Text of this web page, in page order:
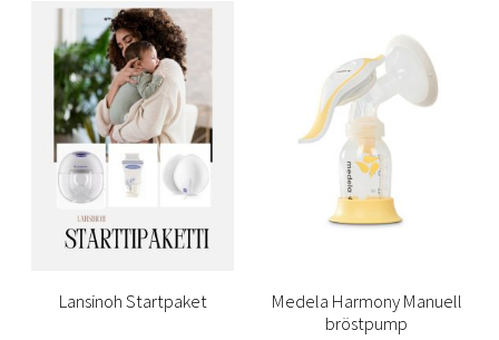
Lansinoh Startpaket
Medela Harmony Manuell
bröstpump